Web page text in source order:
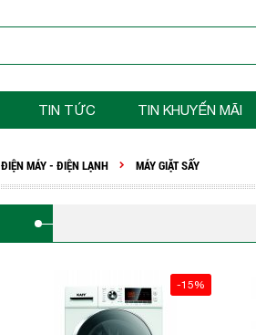
TIN TỨC TIN KHUYẾN MÃI
ĐIỆN MÁY - ĐIỆN LẠNH MÁY GIẶT SẤY
-15%